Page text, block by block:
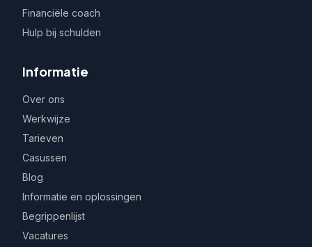
Financiële coach
Hulp bij schulden
Informatie
Over ons
Werkwijze
Tarieven
Casussen
Blog
Informatie en oplossingen
Begrippenlijst
Vacatures